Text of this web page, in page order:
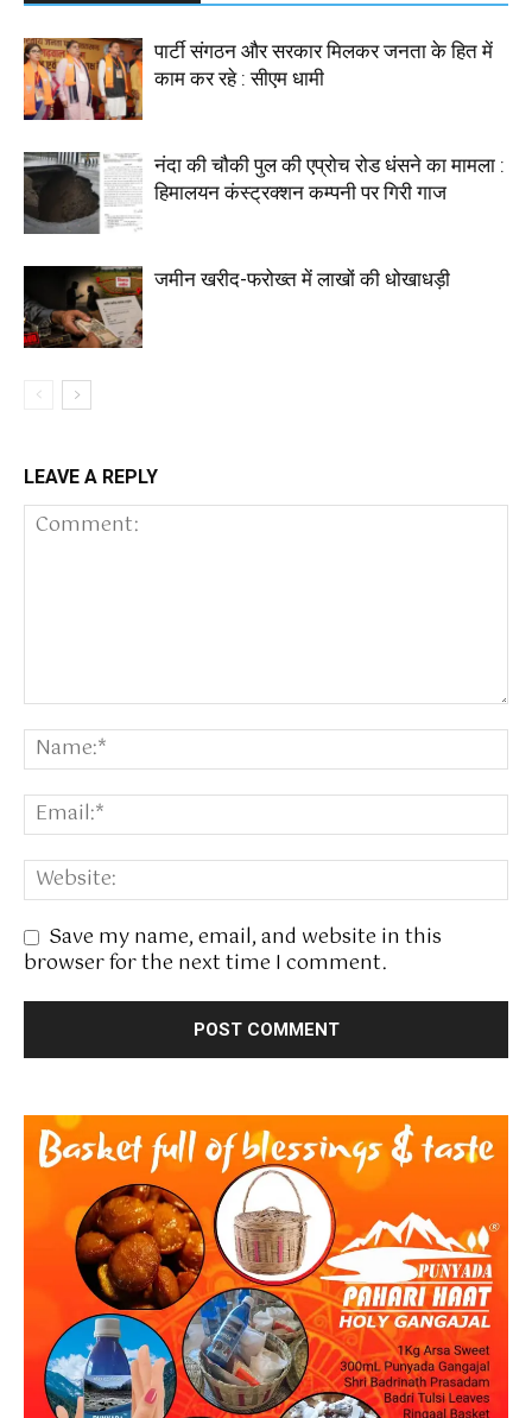
पार्टी संगठन और सरकार मिलकर जनता के हित में
काम कर रहे : सीएम धामी
नंदा की चौकी पुल की एप्रोच रोड धंसने का मामला :
हिमालयन कंस्ट्रक्शन कम्पनी पर गिरी गाज
जमीन खरीद-फरोख्त में लाखों की धोखाधड़ी
LEAVE A REPLY
Save my name, email, and website in this
browser for the next time I comment.